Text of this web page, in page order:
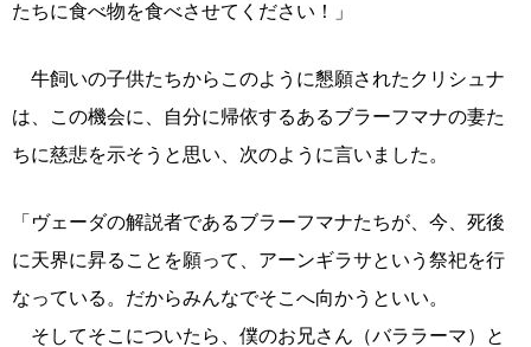
たちに食べ物を食べさせてください！」
牛飼いの子供たちからこのように懇願されたクリシュナ
は、この機会に、自分に帰依するあるブラーフマナの妻た
ちに慈悲を示そうと思い、次のように言いました。
「ヴェーダの解説者であるブラーフマナたちが、今、死後
に天界に昇ることを願って、アーンギラサという祭祀を行
なっている。だからみんなでそこへ向かうといい。
そしてそこについたら、僕のお兄さん（バララーマ）と